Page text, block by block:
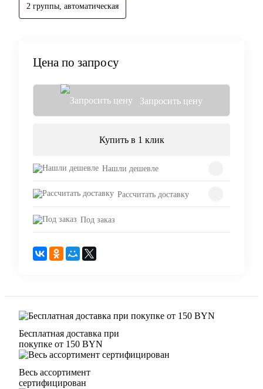
2 группы, автоматическая
Цена по запросу
Запросить цену
Купить в 1 клик
Нашли дешевле
Рассчитать доставку
Под заказ
Бесплатная доставка при
покупке от 150 BYN
Весь ассортимент
сертифицирован